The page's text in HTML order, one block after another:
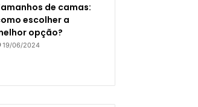
de camas:
escolher a
opção?
19/06/2024